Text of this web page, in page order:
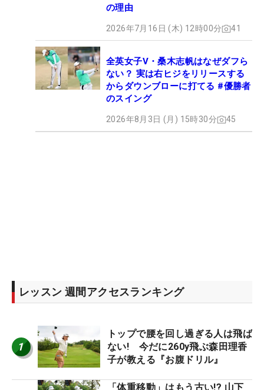
の理由
2026年7月16日 (木) 12時00分 41
全英女子V・桑木志帆はなぜダフら
ない？ 実は右ヒジをリリースする
からダウンブローに打てる #優勝者
のスイング
2026年8月3日 (月) 15時30分 45
レッスン 週間アクセスランキング
1
トップで腰を回し過ぎる人は飛ば
ない! 今だに260y飛ぶ森田理香
子が教える『お腹ドリル』
「体重移動」はもう古い!? 山下